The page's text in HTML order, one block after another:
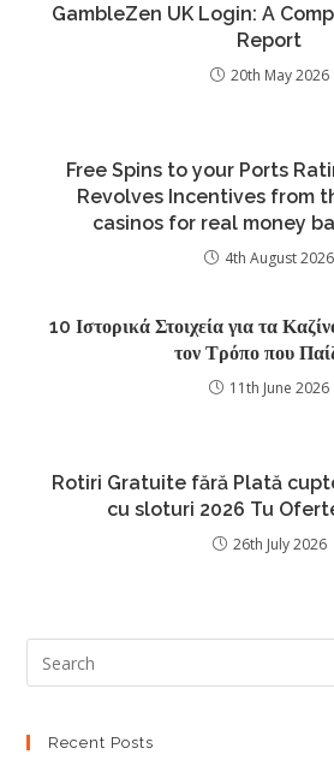
GambleZen UK Login: A
Report
20th May 2026
Free Spins to your Ports
Revolves Incentives from
casinos for real money
4th August 2026
10 Ιστορικά Στοιχεία για τα
τον Τρόπο που
11th June 2026
Rotiri Gratuite fără Plată
cu sloturi 2026 Tu
26th July 2026
Recent Posts